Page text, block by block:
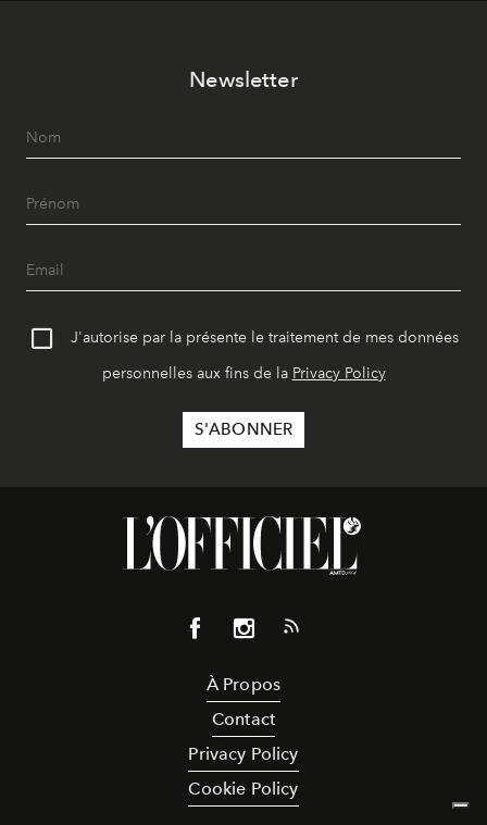
Newsletter
J'autorise par la présente le traitement de mes données
personnelles aux fins de la Privacy Policy
À Propos
Contact
Privacy Policy
Cookie Policy